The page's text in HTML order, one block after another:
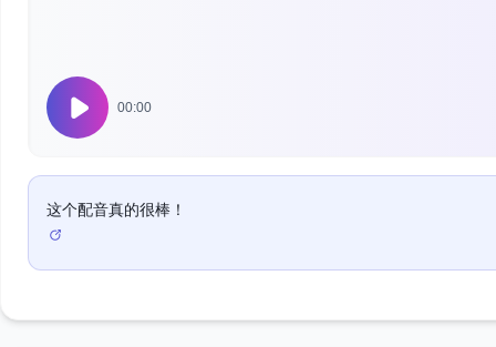
00:00
这个配音真的很棒！